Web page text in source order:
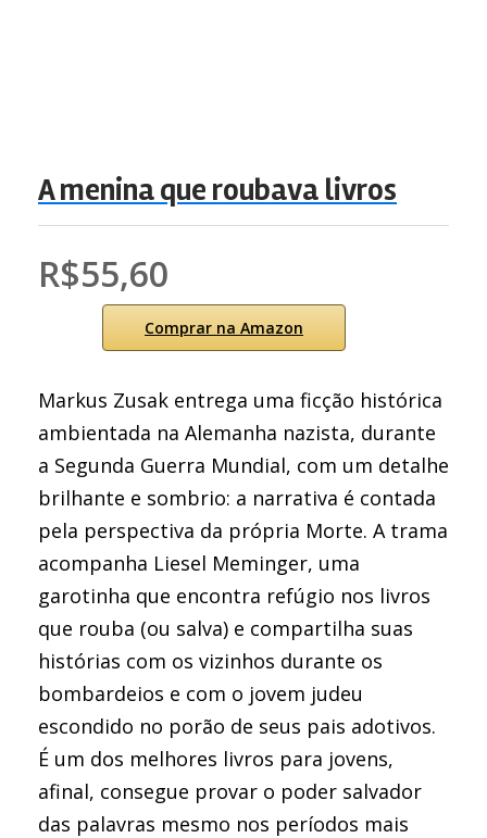
A menina que roubava livros
R$55,60
Comprar na Amazon
Markus Zusak entrega uma ficção histórica
ambientada na Alemanha nazista, durante
a Segunda Guerra Mundial, com um detalhe
brilhante e sombrio: a narrativa é contada
pela perspectiva da própria Morte. A trama
acompanha Liesel Meminger, uma
garotinha que encontra refúgio nos livros
que rouba (ou salva) e compartilha suas
histórias com os vizinhos durante os
bombardeios e com o jovem judeu
escondido no porão de seus pais adotivos.
É um dos melhores livros para jovens,
afinal, consegue provar o poder salvador
das palavras mesmo nos períodos mais